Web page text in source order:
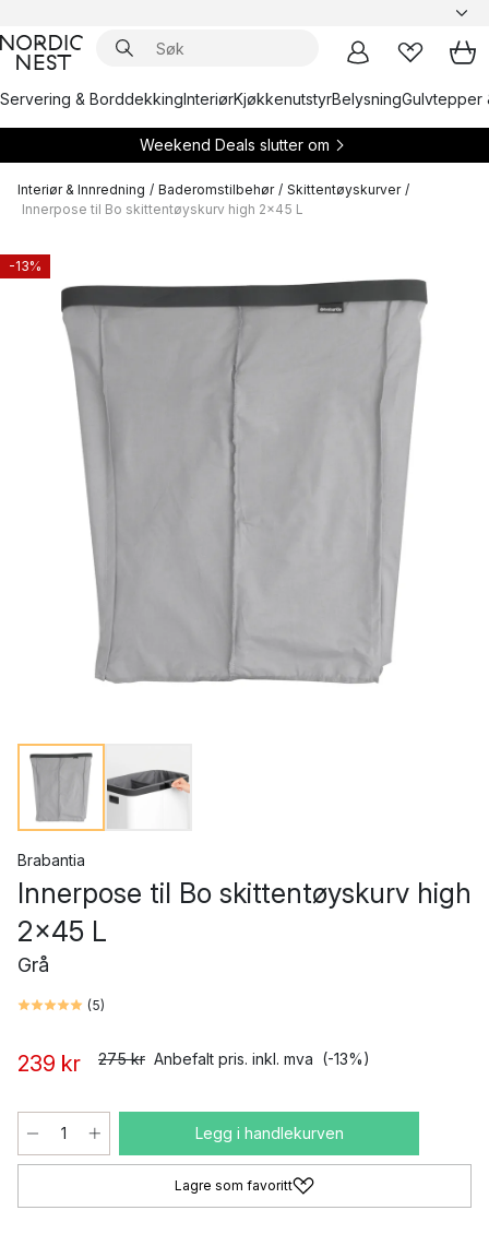
Servering & BorddekkingInteriørKjøkkenutstyrBelysningGulvtepper
Weekend Deals slutter om
Interiør & Innredning / Baderomstilbehør / Skittentøyskurver /
Innerpose til Bo skittentøyskurv high 2x45 L
-13%
Brabantia
Innerpose til Bo skittentøyskurv high
2x45 L
Grå
(5)
239 kr 275 kr Anbefalt pris. inkl. mva (-13%)
Legg i handlekurven
Lagre som favoritt